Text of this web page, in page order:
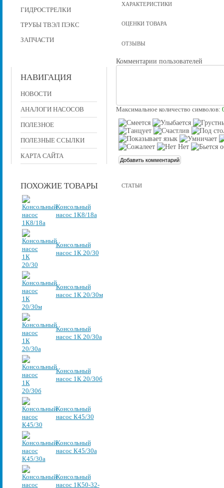
ГИДРОСТРЕЛКИ
ТРУБЫ ТВЭЛ ПЭКС
ЗАПЧАСТИ
НАВИГАЦИЯ
НОВОСТИ
АНАЛОГИ НАСОСОВ
ПОЛЕЗНОЕ
ПОЛЕЗНЫЕ ССЫЛКИ
КАРТА САЙТА
ПОХОЖИЕ ТОВАРЫ
Консольный
насос 1К8/18а
Консольный
насос 1К 20/30
Консольный
насос 1К 20/30м
Консольный
насос 1К 20/30а
Консольный
насос 1К 20/30б
Консольный
насос К45/30
Консольный
насос К45/30а
Консольный
насос 1К50-32-
ХАРАКТЕРИСТИКИ
ОЦЕНКИ ТОВАРА
ОТЗЫВЫ
Комментарии пользователей
Максимальное количество символов:
СТАТЬИ